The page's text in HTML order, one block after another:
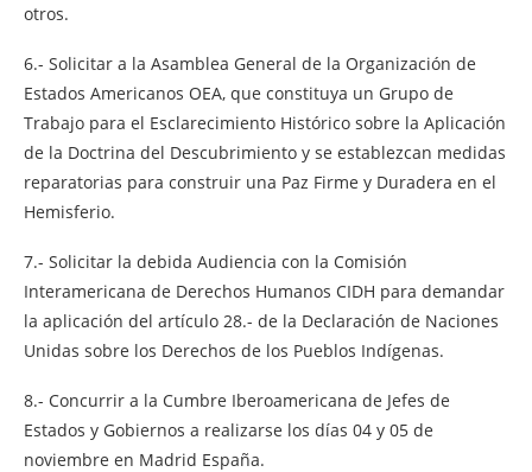
otros.
6.- Solicitar a la Asamblea General de la Organización de
Estados Americanos OEA, que constituya un Grupo de
Trabajo para el Esclarecimiento Histórico sobre la Aplicación
de la Doctrina del Descubrimiento y se establezcan medidas
reparatorias para construir una Paz Firme y Duradera en el
Hemisferio.
7.- Solicitar la debida Audiencia con la Comisión
Interamericana de Derechos Humanos CIDH para demandar
la aplicación del artículo 28.- de la Declaración de Naciones
Unidas sobre los Derechos de los Pueblos Indígenas.
8.- Concurrir a la Cumbre Iberoamericana de Jefes de
Estados y Gobiernos a realizarse los días 04 y 05 de
noviembre en Madrid España.